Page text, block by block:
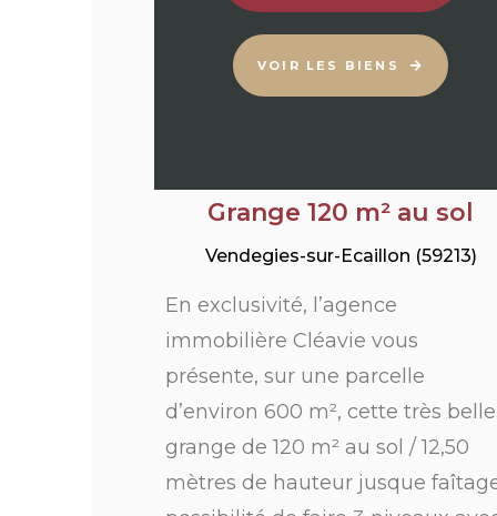
Grange 120 m² au sol
Vendegies-sur-Ecaillon (59213)
En exclusivité, l’agence
immobilière Cléavie vous
présente, sur une parcelle
d’environ 600 m², cette très belle
grange de 120 m² au sol / 12,50
mètres de hauteur jusque
VOIR LES BIENS